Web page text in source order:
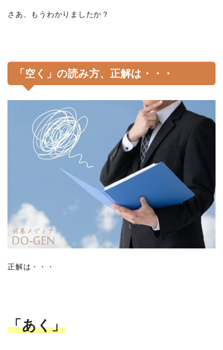
さあ、もうわかりましたか？
「空く」の読み方、正解は・・・
正解は・・・
「あく」